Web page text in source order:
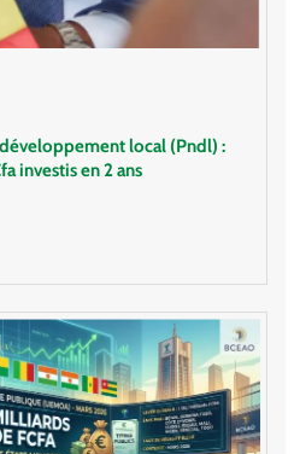
local (Pndl) :
investis en 2 ans